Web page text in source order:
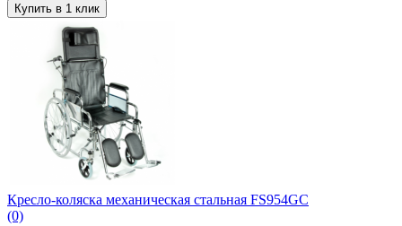
Купить в 1 клик
Кресло-коляска механическая стальная FS954GC
(0)